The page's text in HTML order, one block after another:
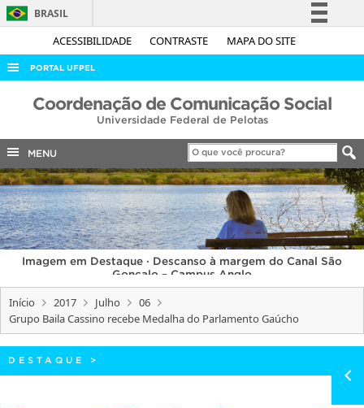
ACESSIBILIDADE CONTRASTE MAPA DO SITE
BRASIL
Simplifique!
Acesso à informação
Legislação
Canais
PORTAL UFPEL
ACESSO À INFORMAÇÃO
COBALTO
CONCURSOS
EDITAIS
INTERNACIONAL
OUVIDORIA
PORTARIAS
TELEFONES
Coordenação de Comunicação Social
Universidade Federal de Pelotas
MENU
Imagem em Destaque · Descanso à margem do Canal São
Gonçalo – Campus Anglo
Início 2017 Julho
06
Grupo Baila Cassino recebe Medalha do Parlamento Gaúcho
DESTAQUE >